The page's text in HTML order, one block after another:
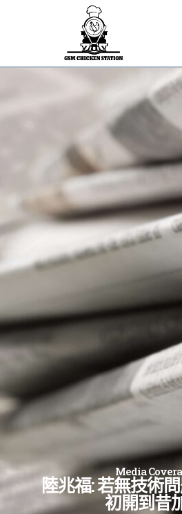
Media
陸兆福: 若無技術
初開到昔